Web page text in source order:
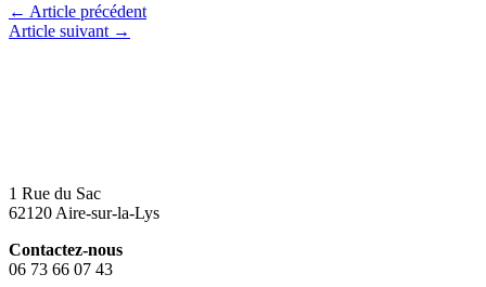
← Article précédent
Article suivant →
1 Rue du Sac
62120 Aire-sur-la-Lys
Contactez-nous
06 73 66 07 43